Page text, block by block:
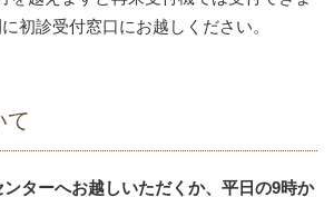
初診受付窓口にお越しください。
て
ターへお越しいただくか、平日の9時か